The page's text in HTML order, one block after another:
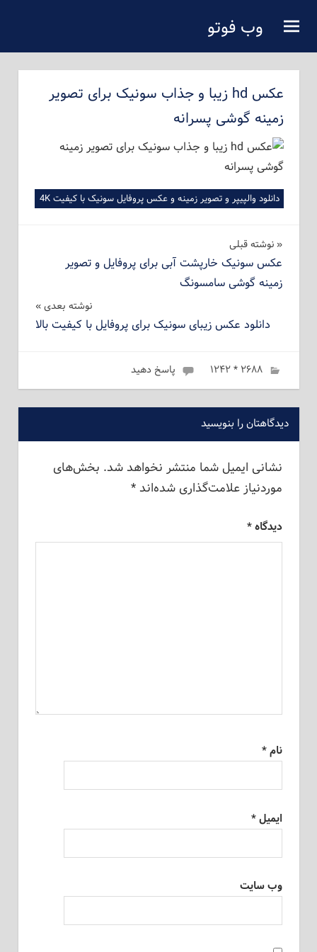
محتوای
اصلی
وب فوتو
عکس hd زیبا و جذاب سونیک برای تصویر
زمینه گوشی پسرانه
دانلود والپیپر و تصویر زمینه و عکس پروفایل سونیک با کیفیت 4K
راهبری
نوشته
نوشته‌ قبلی
عکس سونیک خارپشت آبی برای پروفایل و تصویر
زمینه گوشی سامسونگ
نوشته بعدی
دانلود عکس زیبای سونیک برای پروفایل با کیفیت بالا
ژانویه 14, 2023
admin
۲۶۸۸ * ۱۲۴۲ پاسخ دهید
دیدگاهتان را بنویسید
نشانی ایمیل شما منتشر نخواهد شد. بخش‌های
موردنیاز علامت‌گذاری شده‌اند*
دیدگاه*
نام*
ایمیل*
وب‌ سایت